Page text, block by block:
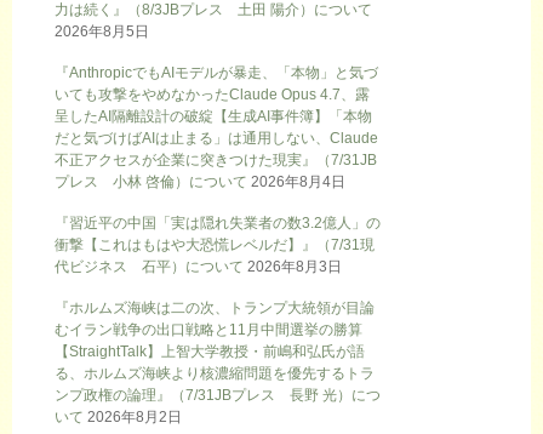
力は続く』（8/3JBプレス 土田 陽介）について
2026年8月5日
『AnthropicでもAIモデルが暴走、「本物」と気づ
いても攻撃をやめなかったClaude Opus 4.7、露
呈したAI隔離設計の破綻【生成AI事件簿】「本物
だと気づけばAIは止まる」は通用しない、Claude
不正アクセスが企業に突きつけた現実』（7/31JB
プレス 小林 啓倫）について 2026年8月4日
『習近平の中国「実は隠れ失業者の数3.2億人」の
衝撃【これはもはや大恐慌レベルだ】』（7/31現
代ビジネス 石平）について 2026年8月3日
『ホルムズ海峡は二の次、トランプ大統領が目論
むイラン戦争の出口戦略と11月中間選挙の勝算
【StraightTalk】上智大学教授・前嶋和弘氏が語
る、ホルムズ海峡より核濃縮問題を優先するトラ
ンプ政権の論理』（7/31JBプレス 長野 光）につ
いて 2026年8月2日